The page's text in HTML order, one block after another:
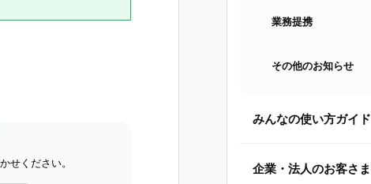
業務提携
その他のお知らせ
みんなの使い方ガイド
企業・法人のお客さま
せください。